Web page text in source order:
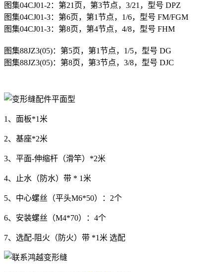
图集04CJ01-2：第21页，第3节点，3/21，型号 DPZ
图集04CJ01-3：第6页，第1节点，1/6，型号 FM/FGM
图集04CJ01-3：第8页，第4节点，4/8，型号 FHM
图集88JZ3(05)：第5页，第1节点，1/5，型号 DG
图集88JZ3(05)：第8页，第3节点，3/8，型号 DJC
1、面板*1米
2、基座*2米
3、平面-伸缩杆（滑竿）*2米
4、止水（防水）带 * 1米
5、中心螺丝（平头M6*50）：2个
6、安装螺丝（M4*70）：4个
7、选配-阻火（防火）带 *1米 选配